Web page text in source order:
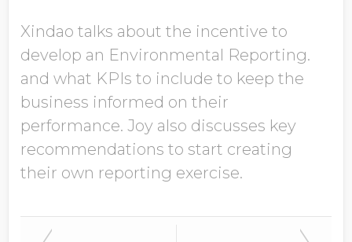
Xindao talks about the incentive to
develop an Environmental Reporting.
and what KPIs to include to keep the
business informed on their
performance. Joy also discusses key
recommendations to start creating
their own reporting exercise.